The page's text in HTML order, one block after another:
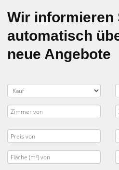
Wir informieren
automatisch
neue Angebote